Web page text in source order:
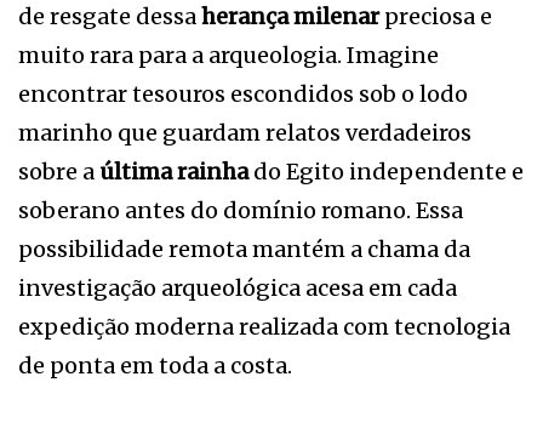
de resgate dessaherança milenarpreciosa e
muito rara para a arqueologia. Imagine
encontrar tesouros escondidos sob o lodo
marinho que guardam relatos verdadeiros
sobre a última rainhado Egito independente e
soberano antes do domínio romano. Essa
possibilidade remota mantém a chama da
investigação arqueológica acesa em cada
expedição moderna realizada com tecnologia
de ponta em toda a costa.